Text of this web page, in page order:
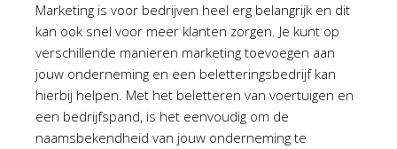
Marketing is voor bedrijven heel erg belangrijk en dit
kan ook snel voor meer klanten zorgen. Je kunt op
verschillende manieren marketing toevoegen aan
jouw onderneming en een beletteringsbedrijf kan
hierbij helpen. Met het beletteren van voertuigen en
een bedrijfspand, is het eenvoudig om de
naamsbekendheid van jouw onderneming te